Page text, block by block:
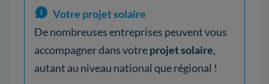
Votre projet solaire
De nombreuses entreprises peuvent vous
accompagner dans votreprojet solaire,
autant au niveau national que régional !